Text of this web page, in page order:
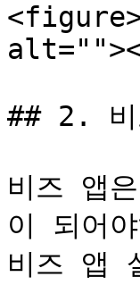
## 2. 비
비즈 앱
이 되어
비즈 앱